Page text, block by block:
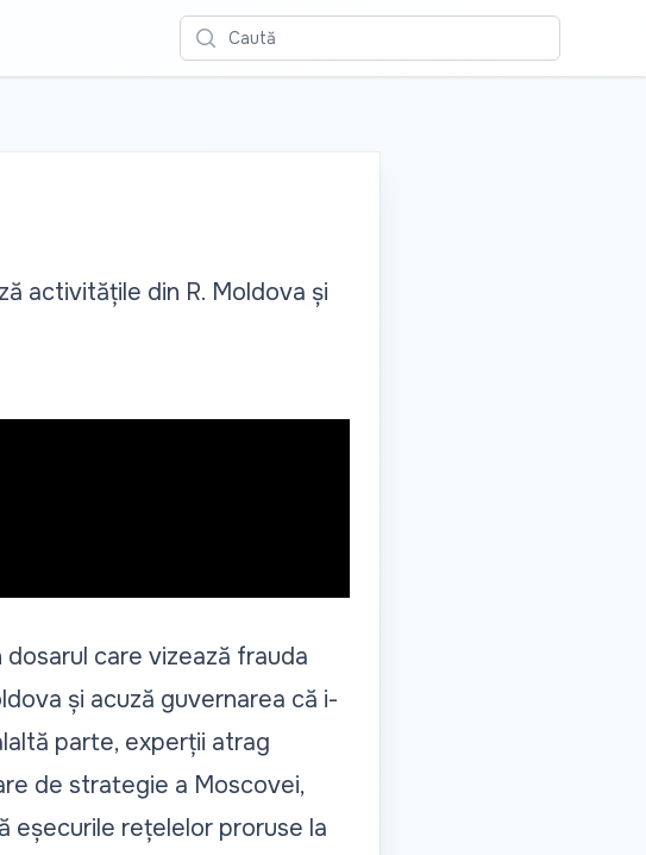
Caută
activitățile din R. Moldova și
dosarul care vizează frauda
și acuză guvernarea că i-
parte, experții atrag
de strategie a Moscovei,
eșecurile rețelelor proruse la